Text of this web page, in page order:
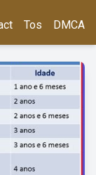
Tos DMCA